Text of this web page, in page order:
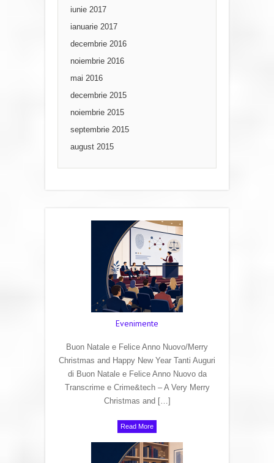
iunie 2017
ianuarie 2017
decembrie 2016
noiembrie 2016
mai 2016
decembrie 2015
noiembrie 2015
septembrie 2015
august 2015
Evenimente
Buon Natale e Felice Anno Nuovo/Merry
Christmas and Happy New Year Tanti Auguri
di Buon Natale e Felice Anno Nuovo da
Transcrime e Crime&tech – A Very Merry
Christmas and […]
Read More